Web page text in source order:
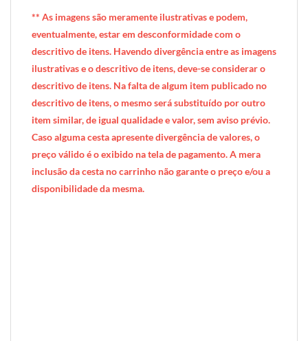
** As imagens são meramente ilustrativas e podem,
eventualmente, estar em desconformidade com o
descritivo de itens. Havendo divergência entre as imagens
ilustrativas e o descritivo de itens, deve-se considerar o
descritivo de itens. Na falta de algum item publicado no
descritivo de itens, o mesmo será substituído por outro
item similar, de igual qualidade e valor, sem aviso prévio.
Caso alguma cesta apresente divergência de valores, o
preço válido é o exibido na tela de pagamento. A mera
inclusão da cesta no carrinho não garante o preço e/ou a
disponibilidade da mesma.